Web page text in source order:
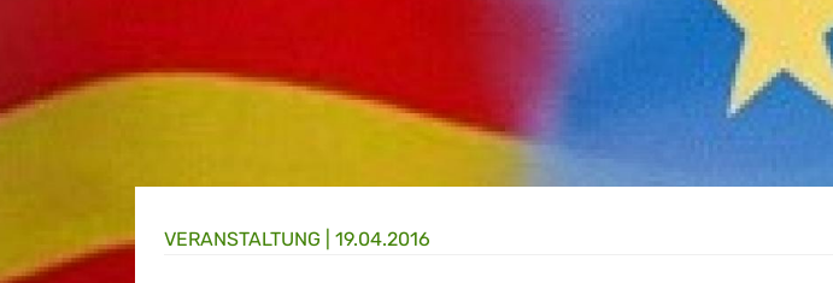
VERANSTALTUNG 19.04.2016